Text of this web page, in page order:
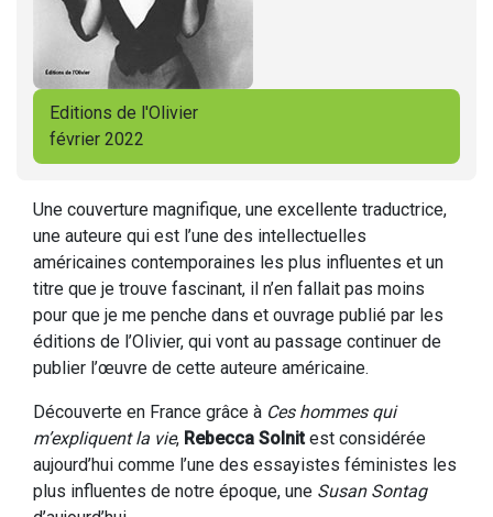
Editions de l'Olivier
février 2022
Une couverture magnifique, une excellente traductrice,
une auteure qui est l’une des intellectuelles
américaines contemporaines les plus influentes et un
titre que je trouve fascinant, il n’en fallait pas moins
pour que je me penche dans et ouvrage publié par les
éditions de l’Olivier, qui vont au passage continuer de
publier l’œuvre de cette auteure américaine.
Découverte en France grâce à Ces hommes qui
m’expliquent la vie, Rebecca Solnitest considérée
aujourd’hui comme l’une des essayistes féministes les
plus influentes de notre époque, une Susan Sontag